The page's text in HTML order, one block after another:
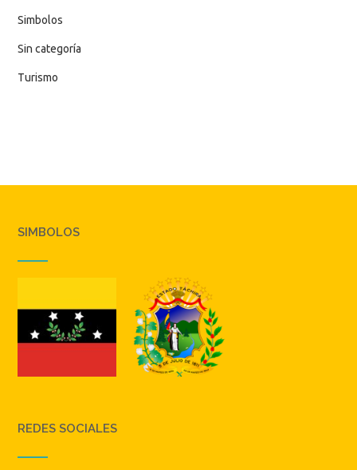
Simbolos
Sin categoría
Turismo
SIMBOLOS
REDES SOCIALES